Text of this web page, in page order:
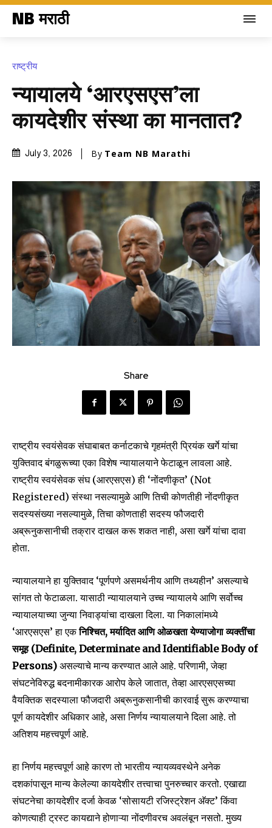
NB मराठी
राष्ट्रीय
न्यायालये ‘आरएसएस’ला
कायदेशीर संस्था का मानतात?
July 3, 2026 By Team NB Marathi
Share
राष्ट्रीय स्वयंसेवक संघाबाबत कर्नाटकाचे गृहमंत्री प्रियंक खर्गे यांचा
युक्तिवाद बंगळुरूच्या एका विशेष न्यायालयाने फेटाळून लावला आहे.
राष्ट्रीय स्वयंसेवक संघ (आरएसएस) ही ‘नोंदणीकृत’ (Not
Registered) संस्था नसल्यामुळे आणि तिची कोणतीही नोंदणीकृत
सदस्यसंख्या नसल्यामुळे, तिचा कोणताही सदस्य फौजदारी
अब्रूनुकसानीची तक्रार दाखल करू शकत नाही, असा खर्गे यांचा दावा
होता.
न्यायालयाने हा युक्तिवाद ‘पूर्णपणे असमर्थनीय आणि तथ्यहीन’ असल्याचे
सांगत तो फेटाळला. यासाठी न्यायालयाने उच्च न्यायालये आणि सर्वोच्च
न्यायालयाच्या जुन्या निवाड्यांचा दाखला दिला. या निकालांमध्ये
‘आरएसएस’ हा एकनिश्चित, मर्यादित आणि ओळखता येण्याजोगा व्यक्तींचा
समूह (Definite, Determinate and Identifiable Body of
Persons) असल्याचे मान्य करण्यात आले आहे. परिणामी, जेव्हा
संघटनेविरुद्ध बदनामीकारक आरोप केले जातात, तेव्हा आरएसएसच्या
वैयक्तिक सदस्याला फौजदारी अब्रूनुकसानीची कारवाई सुरू करण्याचा
पूर्ण कायदेशीर अधिकार आहे, असा निर्णय न्यायालयाने दिला आहे. तो
अतिशय महत्त्वपूर्ण आहे.
हा निर्णय महत्त्वपूर्ण आहे कारण तो भारतीय न्यायव्यवस्थेने अनेक
दशकांपासून मान्य केलेल्या कायदेशीर तत्त्वाचा पुनरुच्चार करतो. एखाद्या
संघटनेचा कायदेशीर दर्जा केवळ ‘सोसायटी रजिस्ट्रेशन अ‍ॅक्ट’ किंवा
कोणत्याही ट्रस्ट कायद्याने होणाऱ्या नोंदणीवरच अवलंबून नसतो. मुख्य